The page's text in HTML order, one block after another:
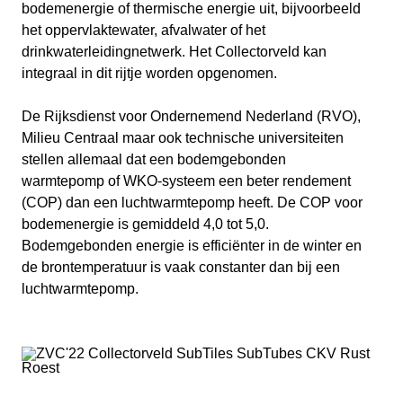
bodemenergie of thermische energie uit, bijvoorbeeld
het oppervlaktewater, afvalwater of het
drinkwaterleidingnetwerk. Het Collectorveld kan
integraal in dit rijtje worden opgenomen.
De Rijksdienst voor Ondernemend Nederland (RVO),
Milieu Centraal maar ook technische universiteiten
stellen allemaal dat een bodemgebonden
warmtepomp of WKO-systeem een beter rendement
(COP) dan een luchtwarmtepomp heeft. De COP voor
bodemenergie is gemiddeld 4,0 tot 5,0.
Bodemgebonden energie is efficiënter in de winter en
de brontemperatuur is vaak constanter dan bij een
luchtwarmtepomp.